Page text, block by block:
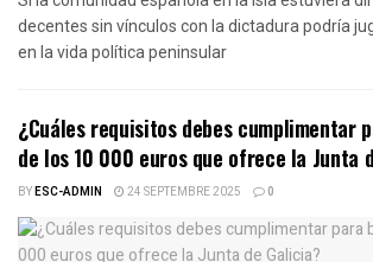
decentes sin vínculos con la dictadura podría
en la vida política peninsular
¿Cuáles requisitos debes cumplimentar
de los 10 000 euros que ofrece la Junta
BYESC-ADMIN 24 SEPTEMBRE 2025 0